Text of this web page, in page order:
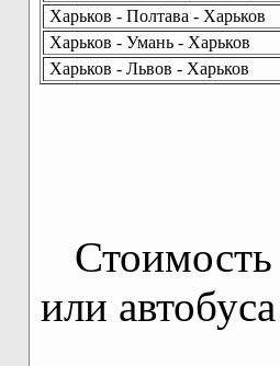
Харьков - Полтава - Харьков
Харьков - Умань - Харьков
Харьков - Львов - Харьков
Стоимость
или